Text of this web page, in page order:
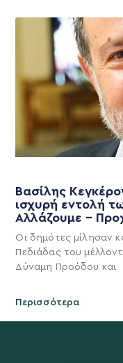
Βασίλης
ισχυρή εντολή
Αλλάζουμε –
Οι δημότες μίλησαν
Πεδιάδας του
Δύναμη Προόδου και
Περισσότερα